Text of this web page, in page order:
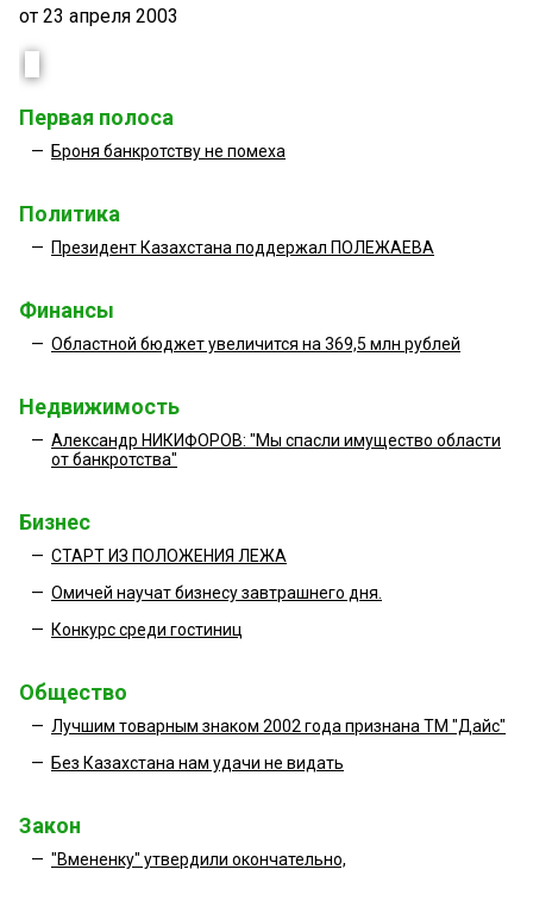
от 23 апреля 2003
Первая полоса
— Броня банкротству не помеха
Политика
— Президент Казахстана поддержал ПОЛЕЖАЕВА
Финансы
— Областной бюджет увеличится на 369,5 млн рублей
Недвижимость
— Александр НИКИФОРОВ: "Мы спасли имущество области
от банкротства"
Бизнес
— СТАРТ ИЗ ПОЛОЖЕНИЯ ЛЕЖА
— Омичей научат бизнесу завтрашнего дня.
— Конкурс среди гостиниц
Общество
— Лучшим товарным знаком 2002 года признана ТМ "Дайс"
— Без Казахстана нам удачи не видать
Закон
— "Вмененку" утвердили окончательно,